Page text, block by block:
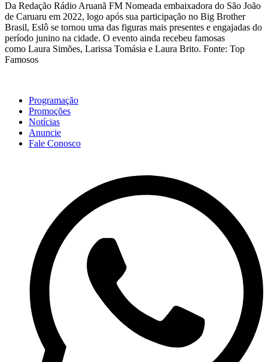
Da Redação Rádio Aruanã FM Nomeada embaixadora do São João
de Caruaru em 2022, logo após sua participação no Big Brother
Brasil, Eslô se tornou uma das figuras mais presentes e engajadas do
período junino na cidade. O evento ainda recebeu famosas
como Laura Simões, Larissa Tomásia e Laura Brito. Fonte: Top
Famosos
Programação
Promoções
Notícias
Anuncie
Fale Conosco